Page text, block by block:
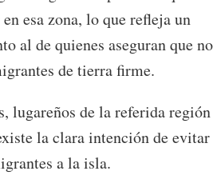
esa zona, lo que refleja un
al de quienes aseguran que no
de tierra firme.
lugareños de la referida región
la clara intención de evitar
a la isla.